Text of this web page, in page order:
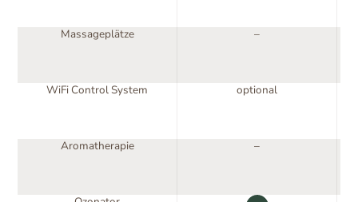
Massageplätze –
WiFi Control System optional
Aromatherapie –